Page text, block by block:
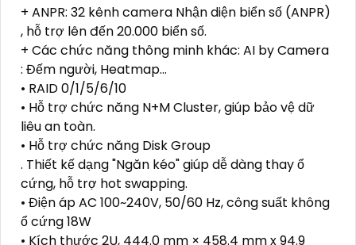
+ ANPR: 32 kênh camera Nhận diện biển số (ANPR)
, hỗ trợ lên đến 20.000 biển số.
+ Các chức năng thông minh khác: AI by Camera
: Đếm người, Heatmap...
• RAID 0/1/5/6/10
• Hỗ trợ chức năng N+M Cluster, giúp bảo vệ dữ
liêu an toàn.
• Hỗ trợ chức năng Disk Group
. Thiết kế dạng "Ngăn kéo" giúp dễ dàng thay ổ
cứng, hỗ trợ hot swapping.
• Điện áp AC 100~240V, 50/60 Hz, công suất không
ổ cứng 18W
• Kích thước 2U, 444.0 mm × 458.4 mm x 94.9